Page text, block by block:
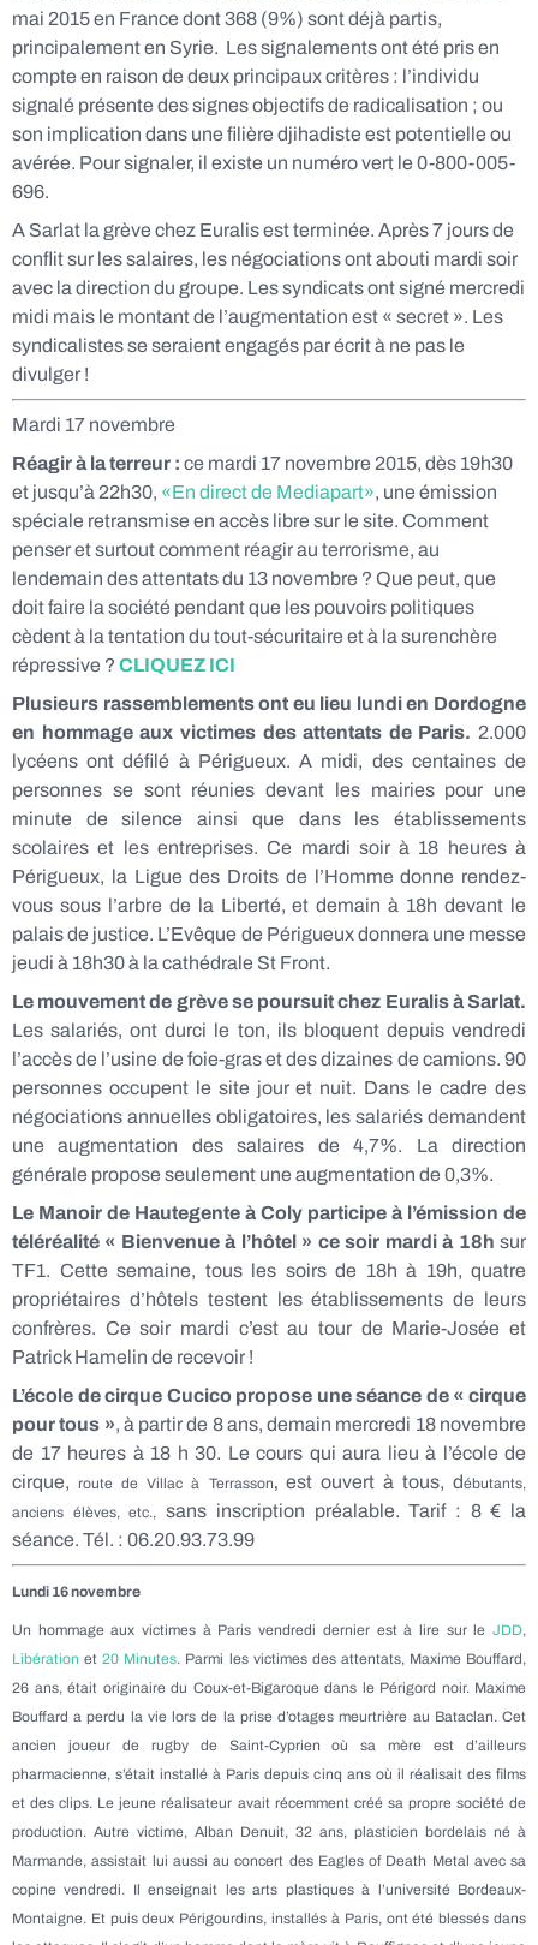
mai 2015 en France dont 368 (9%) sont déjà partis,
principalement en Syrie. Les signalements ont été pris en
compte en raison de deux principaux critères : l’individu
signalé présente des signes objectifs de radicalisation ; ou
son implication dans une filière djihadiste est potentielle ou
avérée. Pour signaler, il existe un numéro vert le 0-800-005-
696.
A Sarlat la grève chez Euralis est terminée. Après 7 jours de
conflit sur les salaires, les négociations ont abouti mardi soir
avec la direction du groupe. Les syndicats ont signé mercredi
midi mais le montant de l’augmentation est « secret ». Les
syndicalistes se seraient engagés par écrit à ne pas le
divulger !
Mardi 17 novembre
Réagir à la terreur : ce mardi 17 novembre 2015, dès 19h30
et jusqu’à 22h30, «En direct de Mediapart», une émission
spéciale retransmise en accès libre sur le site. Comment
penser et surtout comment réagir au terrorisme, au
lendemain des attentats du 13 novembre ? Que peut, que
doit faire la société pendant que les pouvoirs politiques
cèdent à la tentation du tout-sécuritaire et à la surenchère
répressive ? CLIQUEZ ICI
Plusieurs rassemblements ont eu lieu lundi en Dordogne
en hommage aux victimes des attentats de Paris. 2.000
lycéens ont défilé à Périgueux. A midi, des centaines de
personnes se sont réunies devant les mairies pour une
minute de silence ainsi que dans les établissements
scolaires et les entreprises. Ce mardi soir à 18 heures à
Périgueux, la Ligue des Droits de l’Homme donne rendez-
vous sous l’arbre de la Liberté, et demain à 18h devant le
palais de justice. L’Evêque de Périgueux donnera une messe
jeudi à 18h30 à la cathédrale St Front.
Le mouvement de grève se poursuit chez Euralis à Sarlat.
Les salariés, ont durci le ton, ils bloquent depuis vendredi
l’accès de l’usine de foie-gras et des dizaines de camions. 90
personnes occupent le site jour et nuit. Dans le cadre des
négociations annuelles obligatoires, les salariés demandent
une augmentation des salaires de 4,7%. La direction
générale propose seulement une augmentation de 0,3%.
Le Manoir de Hautegente à Coly participe à l’émission de
téléréalité « Bienvenue à l’hôtel » ce soir mardi à 18h sur
TF1. Cette semaine, tous les soirs de 18h à 19h, quatre
propriétaires d’hôtels testent les établissements de leurs
confrères. Ce soir mardi c’est au tour de Marie-Josée et
Patrick Hamelin de recevoir !
L’école de cirque Cucico propose une séance de « cirque
pour tous », à partir de 8 ans, demain mercredi 18 novembre
de 17 heures à 18 h 30. Le cours qui aura lieu à l’école de
cirque,route de Villac à Terrasson, est ouvert à tous, débutants,
anciens élèves, etc., sans inscription préalable. Tarif : 8 € la
séance. Tél. : 06.20.93.73.99
Lundi 16 novembre
Un hommage aux victimes à Paris vendredi dernier est à lire sur le JDD,
Libération et20 Minutes. Parmi les victimes des attentats, Maxime Bouffard,
26 ans, était originaire du Coux-et-Bigaroque dans le Périgord noir. Maxime
Bouffard a perdu la vie lors de la prise d’otages meurtrière au Bataclan. Cet
ancien joueur de rugby de Saint-Cyprien où sa mère est d’ailleurs
pharmacienne, s’était installé à Paris depuis cinq ans où il réalisait des films
et des clips. Le jeune réalisateur avait récemment créé sa propre société de
production. Autre victime, Alban Denuit, 32 ans, plasticien bordelais né à
Marmande, assistait lui aussi au concert des Eagles of Death Metal avec sa
copine vendredi. Il enseignait les arts plastiques à l’université Bordeaux-
Montaigne. Et puis deux Périgourdins, installés à Paris, ont été blessés dans